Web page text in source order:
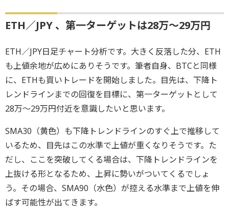
ETH／JPY 、第一ターゲットは28万～29万円
ETH／JPY日足チャート分析です。大きく反落した分、ETH
も上値余地が広めにありそうです。筆者自身、BTCと同様
に、ETHも買いトレードを開始しました。目先は、下降ト
レンドラインまでの回復を目標に、第一ターゲットとして
28万～29万円付近を意識したいと思います。
SMA30（黄色）も下降トレンドラインのすぐ上で推移して
いるため、目先はこの水準で上値が重くなりそうです。た
だし、ここを突破してくる場合は、下降トレンドラインを
上抜ける形となるため、上昇に勢いがついてくるでしょ
う。その場合、SMA90（水色）が控える水準まで上値を伸
ばす可能性が出てきます。